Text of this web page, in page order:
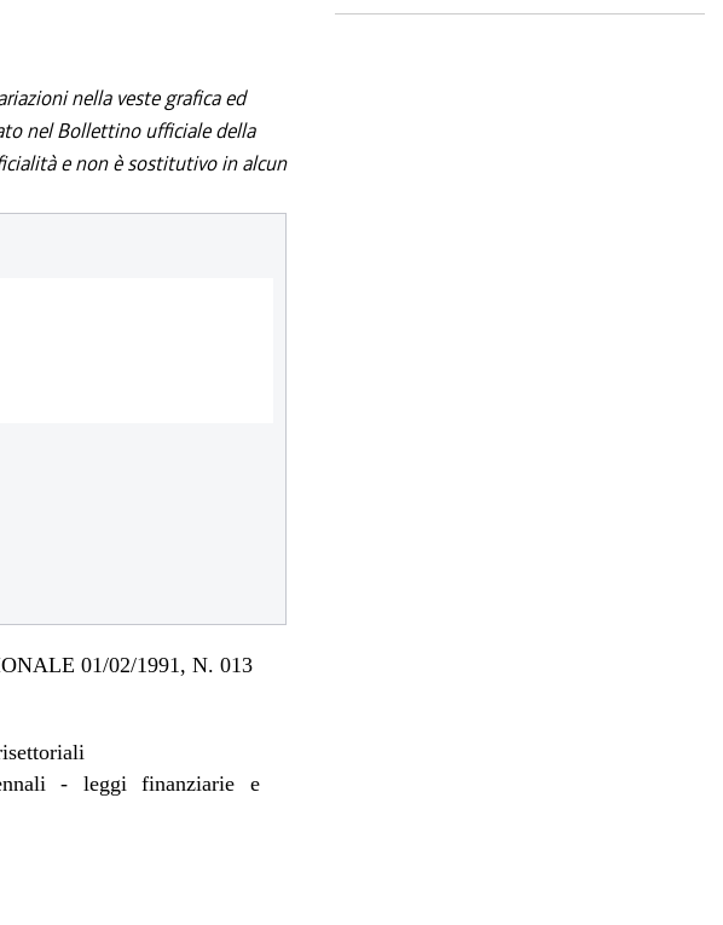
nella veste grafica ed
nel Bollettino ufficiale della
e non è sostitutivo in alcun
01/02/1991, N. 013
- leggi finanziarie e